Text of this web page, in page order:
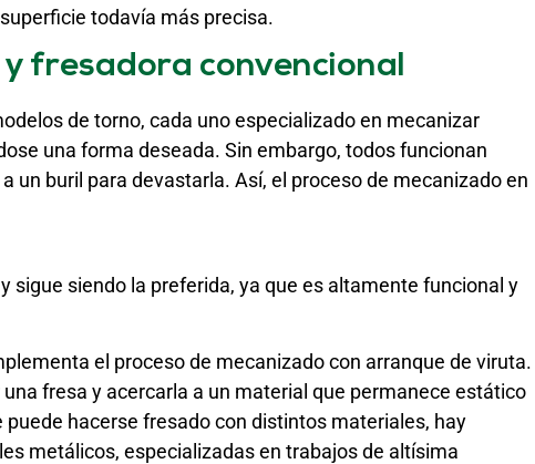
todavía más precisa.
fresadora convencional
de torno, cada uno especializado en mecanizar
una forma deseada. Sin embargo, todos funcionan
un buril para devastarla. Así, el proceso de mecanizado en
sigue siendo la preferida, ya que es altamente funcional y
el proceso de mecanizado con arranque de viruta.
fresa y acercarla a un material que permanece estático
hacerse fresado con distintos materiales, hay
metálicos, especializadas en trabajos de altísima